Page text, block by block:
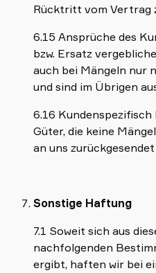
Rücktritt vom Vertrag
6.15 Ansprüche des
bzw. Ersatz
auch bei Mängeln nur
und sind im Übrigen
6.16
Güter, die keine
an uns
Sonstige Haftung
7.1 Soweit sich aus
nachfolgenden
ergibt, haften wir bei